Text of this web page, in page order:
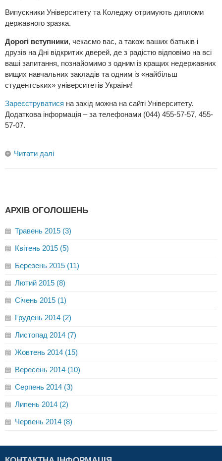
Випускники Університету та Коледжу отримують дипломи
державного зразка.
Дорогі вступники, чекаємо вас, а також ваших батьків і
друзів на Дні відкритих дверей, де з радістю відповімо на всі
ваші запитання, познайомимо з одним із кращих недержавних
вищих навчальних закладів та одним із «найбільш
студентських» університетів України!
Зареєструватися на захід можна на сайті Університету.
Додаткова інформація – за телефонами (044) 455-57-57, 455-
57-07.
Читати далі
АРХІВ ОГОЛОШЕНЬ
Травень 2015 (3)
Квітень 2015 (5)
Березень 2015 (11)
Лютий 2015 (8)
Січень 2015 (1)
Грудень 2014 (2)
Листопад 2014 (7)
Жовтень 2014 (15)
Вересень 2014 (10)
Серпень 2014 (3)
Липень 2014 (2)
Червень 2014 (8)